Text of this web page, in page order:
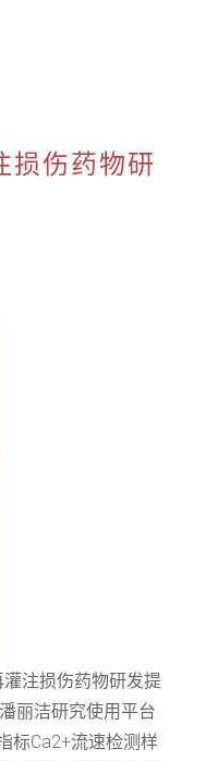
损伤药物研
注损伤药物研发提
丽洁研究使用平台
标Ca2+流速检测样